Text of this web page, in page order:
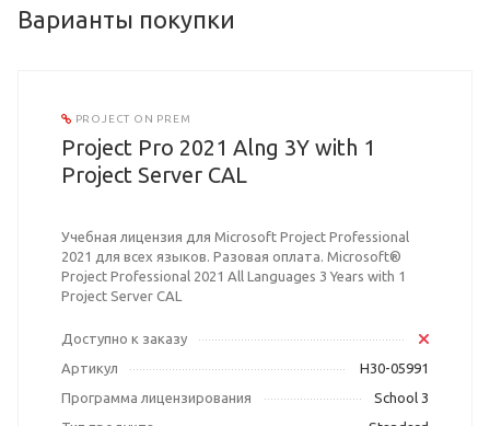
Варианты покупки
PROJECT ON PREM
Project Pro 2021 Alng 3Y with 1
Project Server CAL
Учебная лицензия для Microsoft Project Professional
2021 для всех языков. Разовая оплата. Microsoft®
Project Professional 2021 All Languages 3 Years with 1
Project Server CAL
Доступно к заказу
Артикул
H30-05991
Программа лицензирования
School 3